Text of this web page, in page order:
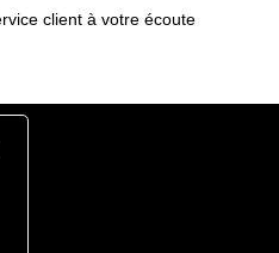
client à votre écoute